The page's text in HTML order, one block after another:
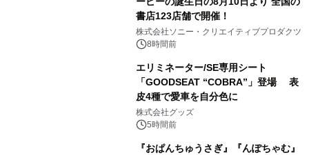
書店123店舗で開催！
株式会社ソニー・クリエイティブプロダクツ
8時間前
エリミネーター/SE専用シート
「GOODSEAT “COBRA”」登場 表
皮4種で愛車を自分色に
株式会社グッズ
5時間前
『おぱんちゅうさぎ』『んぽちゃむ』